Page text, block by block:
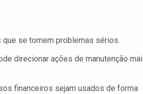
se tornem problemas sérios.
direcionar ações de manutenção
financeiros sejam usados de forma